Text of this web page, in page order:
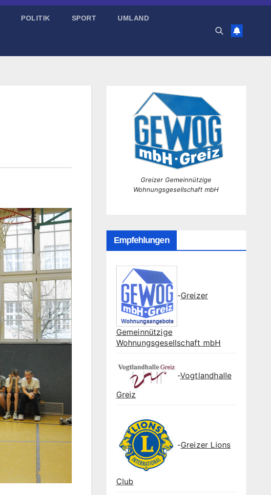
POLITIK SPORT UMLAND
Greizer Gemeinnützige
Wohnungsgesellschaft mbH
Empfehlungen
-Greizer
Gemeinnützige
Wohnungsgesellschaft mbH
-Vogtlandhalle
Greiz
-Greizer Lions
Club